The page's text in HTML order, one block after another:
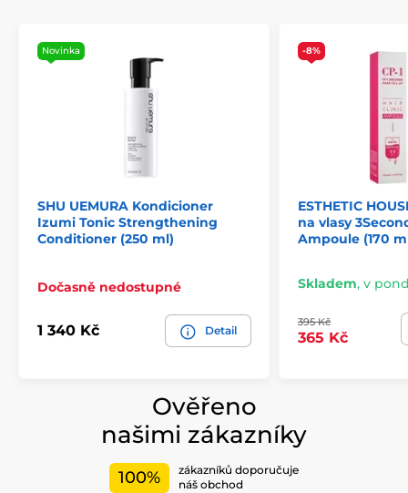
Novinka
SHU UEMURA Kondicioner
Izumi Tonic Strengthening
Conditioner (250 ml)
Dočasně nedostupné
1 340 Kč Detail
-8%
ESTHETIC
na vlasy
Ampoule (170
Skladem, v
395 Kč
365 Kč
Ověřeno
našimi zákazníky
100%
zákazníků doporučuje
náš obchod